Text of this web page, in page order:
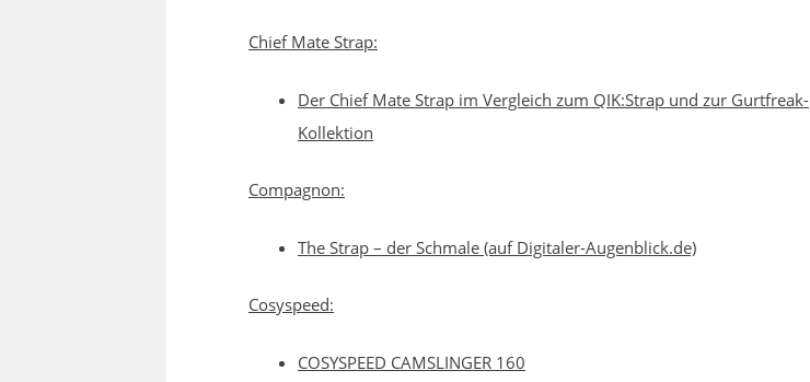
Chief Mate Strap:
Der Chief Mate Strap im Vergleich zum QIK:Strap und zur Gurtfreak-
Kollektion
Compagnon:
The Strap – der Schmale (auf Digitaler-Augenblick.de)
Cosyspeed:
COSYSPEED CAMSLINGER 160